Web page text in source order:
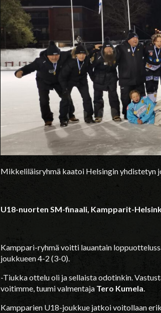
Mikkeliläisryhmä kaatoi Helsingin yhdistetyn
U18-nuorten SM-finaali, Kampparit-
Kamppari-ryhmä voitti lauantain
joukkueen 4-2 (3-0).
-Tiukka ottelu oli ja sellaista odotinkin.
voitimme, tuumi valmentaja Tero Kumela.
Kampparien U18-joukkue jatkoi voitollaan